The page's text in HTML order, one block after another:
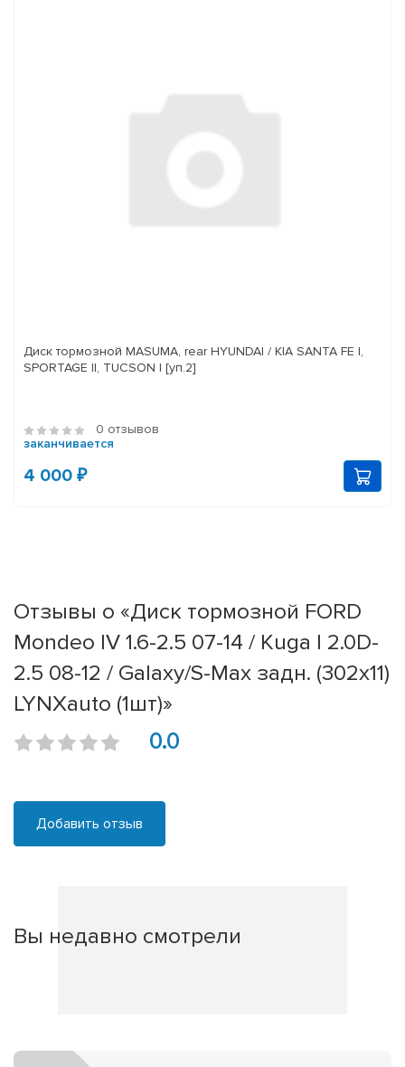
Диск тормозной MASUMA, rear HYUNDAI / KIA SANTA FE I,
SPORTAGE II, TUCSON I [уп.2]
0 отзывов
заканчивается
4 000 ₽
Отзывы о «Диск тормозной FORD
Mondeo IV 1.6-2.5 07-14 / Kuga I 2.0D-
2.5 08-12 / Galaxy/S-Max задн. (302x11)
LYNXauto (1шт)»
0.0
Добавить отзыв
Вы недавно смотрели